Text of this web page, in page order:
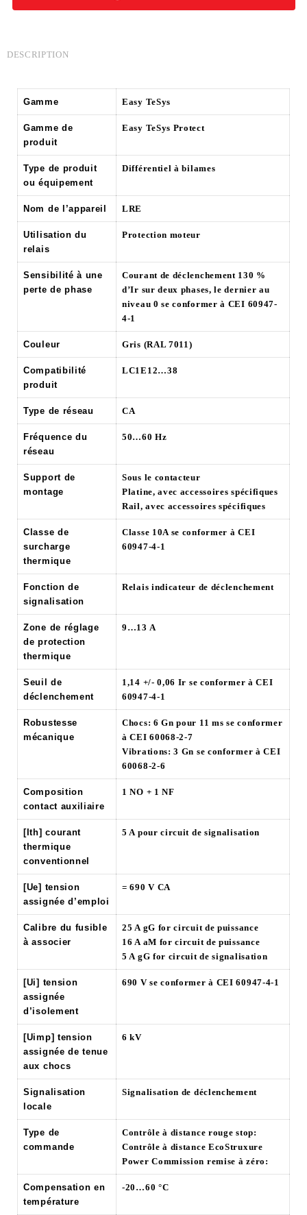
DESCRIPTION
Gamme Easy TeSys
Gamme de
produit
Easy TeSys Protect
Type de produit
ou équipement
Différentiel à bilames
Nom de l’appareil LRE
Utilisation du
relais
Protection moteur
Sensibilité à une
perte de phase
Courant de déclenchement 130 %
d’Ir sur deux phases, le dernier au
niveau 0 se conformer à CEI 60947-
4-1
Couleur Gris (RAL 7011)
Compatibilité
produit
LC1E12…38
Type de réseau CA
Fréquence du
réseau
50…60 Hz
Support de
montage
Sous le contacteur
Platine, avec accessoires spécifiques
Rail, avec accessoires spécifiques
Classe de
surcharge
thermique
Classe 10A se conformer à CEI
60947-4-1
Fonction de
signalisation
Relais indicateur de déclenchement
Zone de réglage
de protection
thermique
9…13 A
Seuil de
déclenchement
1,14 +/- 0,06 Ir se conformer à CEI
60947-4-1
Robustesse
mécanique
Chocs: 6 Gn pour 11 ms se conformer
à CEI 60068-2-7
Vibrations: 3 Gn se conformer à CEI
60068-2-6
Composition
contact auxiliaire
1 NO + 1 NF
[Ith] courant
thermique
conventionnel
5 A pour circuit de signalisation
[Ue] tension
assignée d’emploi
= 690 V CA
Calibre du fusible
à associer
25 A gG for circuit de puissance
16 A aM for circuit de puissance
5 A gG for circuit de signalisation
[Ui] tension
assignée
d’isolement
690 V se conformer à CEI 60947-4-1
[Uimp] tension
assignée de tenue
aux chocs
6 kV
Signalisation
locale
Signalisation de déclenchement
Type de
commande
Contrôle à distance rouge stop:
Contrôle à distance EcoStruxure
Power Commission remise à zéro:
Compensation en
température
-20…60 °C